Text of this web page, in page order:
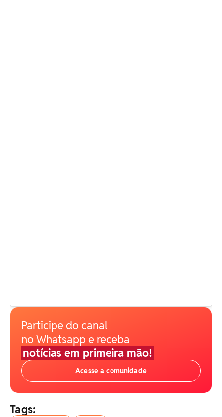
Participe do canal
no Whatsapp e receba
notícias em primeira mão!
Acesse a comunidade
Tags: